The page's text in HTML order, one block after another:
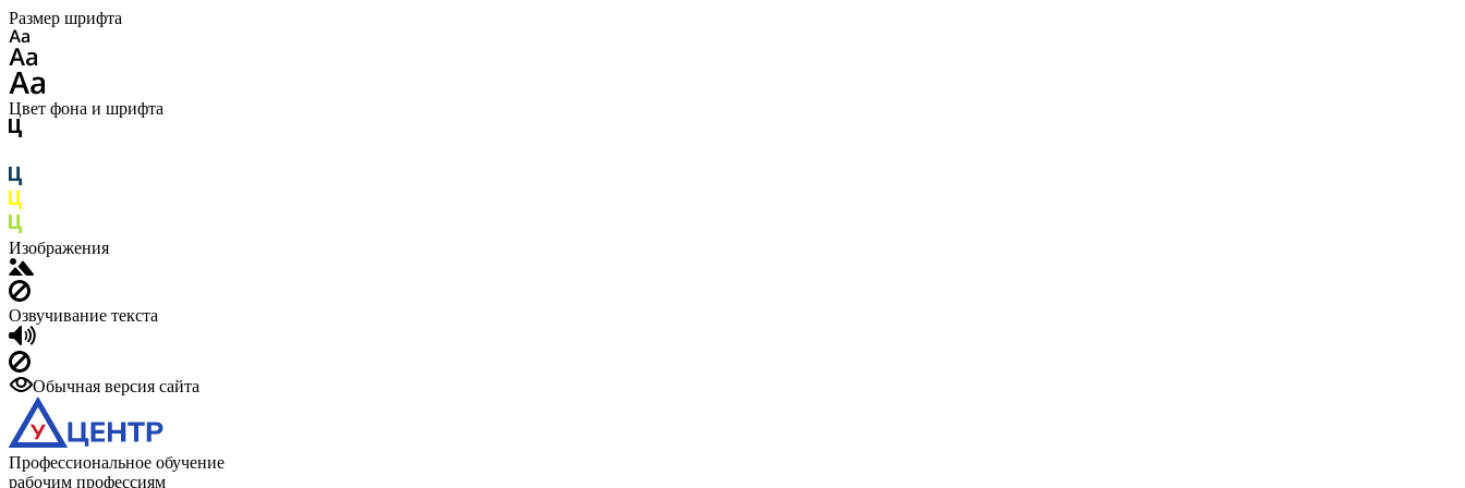
Размер шрифта
Цвет фона и шрифта
Изображения
Озвучивание текста
Обычная версия сайта
Профессиональное обучение
рабочим профессиям